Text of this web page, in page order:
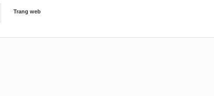
Trang web